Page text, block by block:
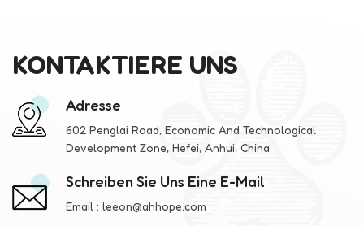
KONTAKTIERE UNS
Adresse
602 Penglai Road, Economic And Technological
Development Zone, Hefei, Anhui, China
Schreiben Sie Uns Eine E-Mail
Email : leeon@ahhope.com